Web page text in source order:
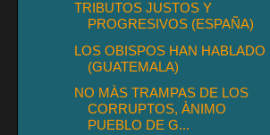
TRIBUTOS JUSTOS Y
PROGRESIVOS (ESPAÑA)
LOS OBISPOS HAN HABLADO
(GUATEMALA)
NO MÀS TRAMPAS DE LOS
CORRUPTOS, ÀNIMO
PUEBLO DE G...